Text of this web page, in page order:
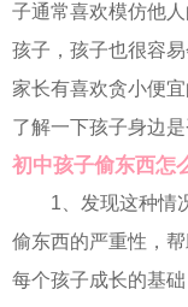
子通常喜欢模仿他
孩子，孩子也很容
家长有喜欢贪小便
了解一下孩子身边是
初中孩子偷东西怎
1、发现这种情
偷东西的严重性，
每个孩子成长的基